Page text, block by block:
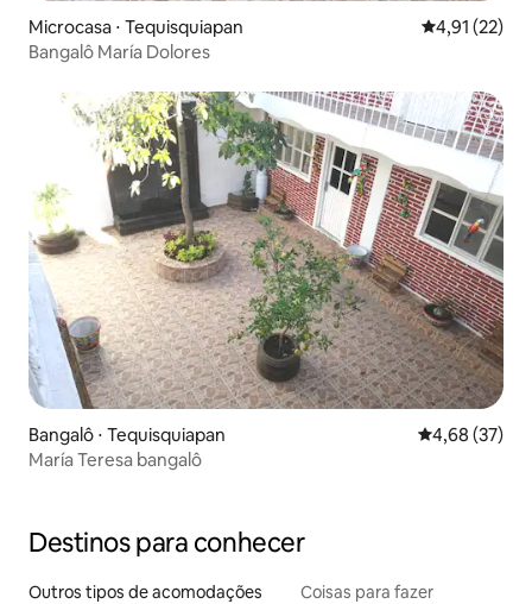
Microcasa ⋅ Tequisquiapan 4,91 de uma
4,91 (22)
Bangalô María Dolores
Bangalô ⋅ Tequisquiapan 4,68 de uma
4,68 (37)
María Teresa bangalô
Destinos para conhecer
Outros tipos de acomodações Coisas para fazer